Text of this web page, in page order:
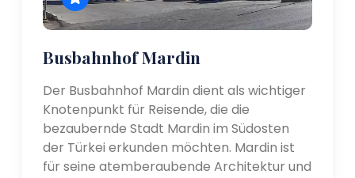
Busbahnhof Mardin
Der Busbahnhof Mardin dient als wichtiger
Knotenpunkt für Reisende, die die
bezaubernde Stadt Mardin im Südosten
der Türkei erkunden möchten. Mardin ist
für seine atemberaubende Architektur und